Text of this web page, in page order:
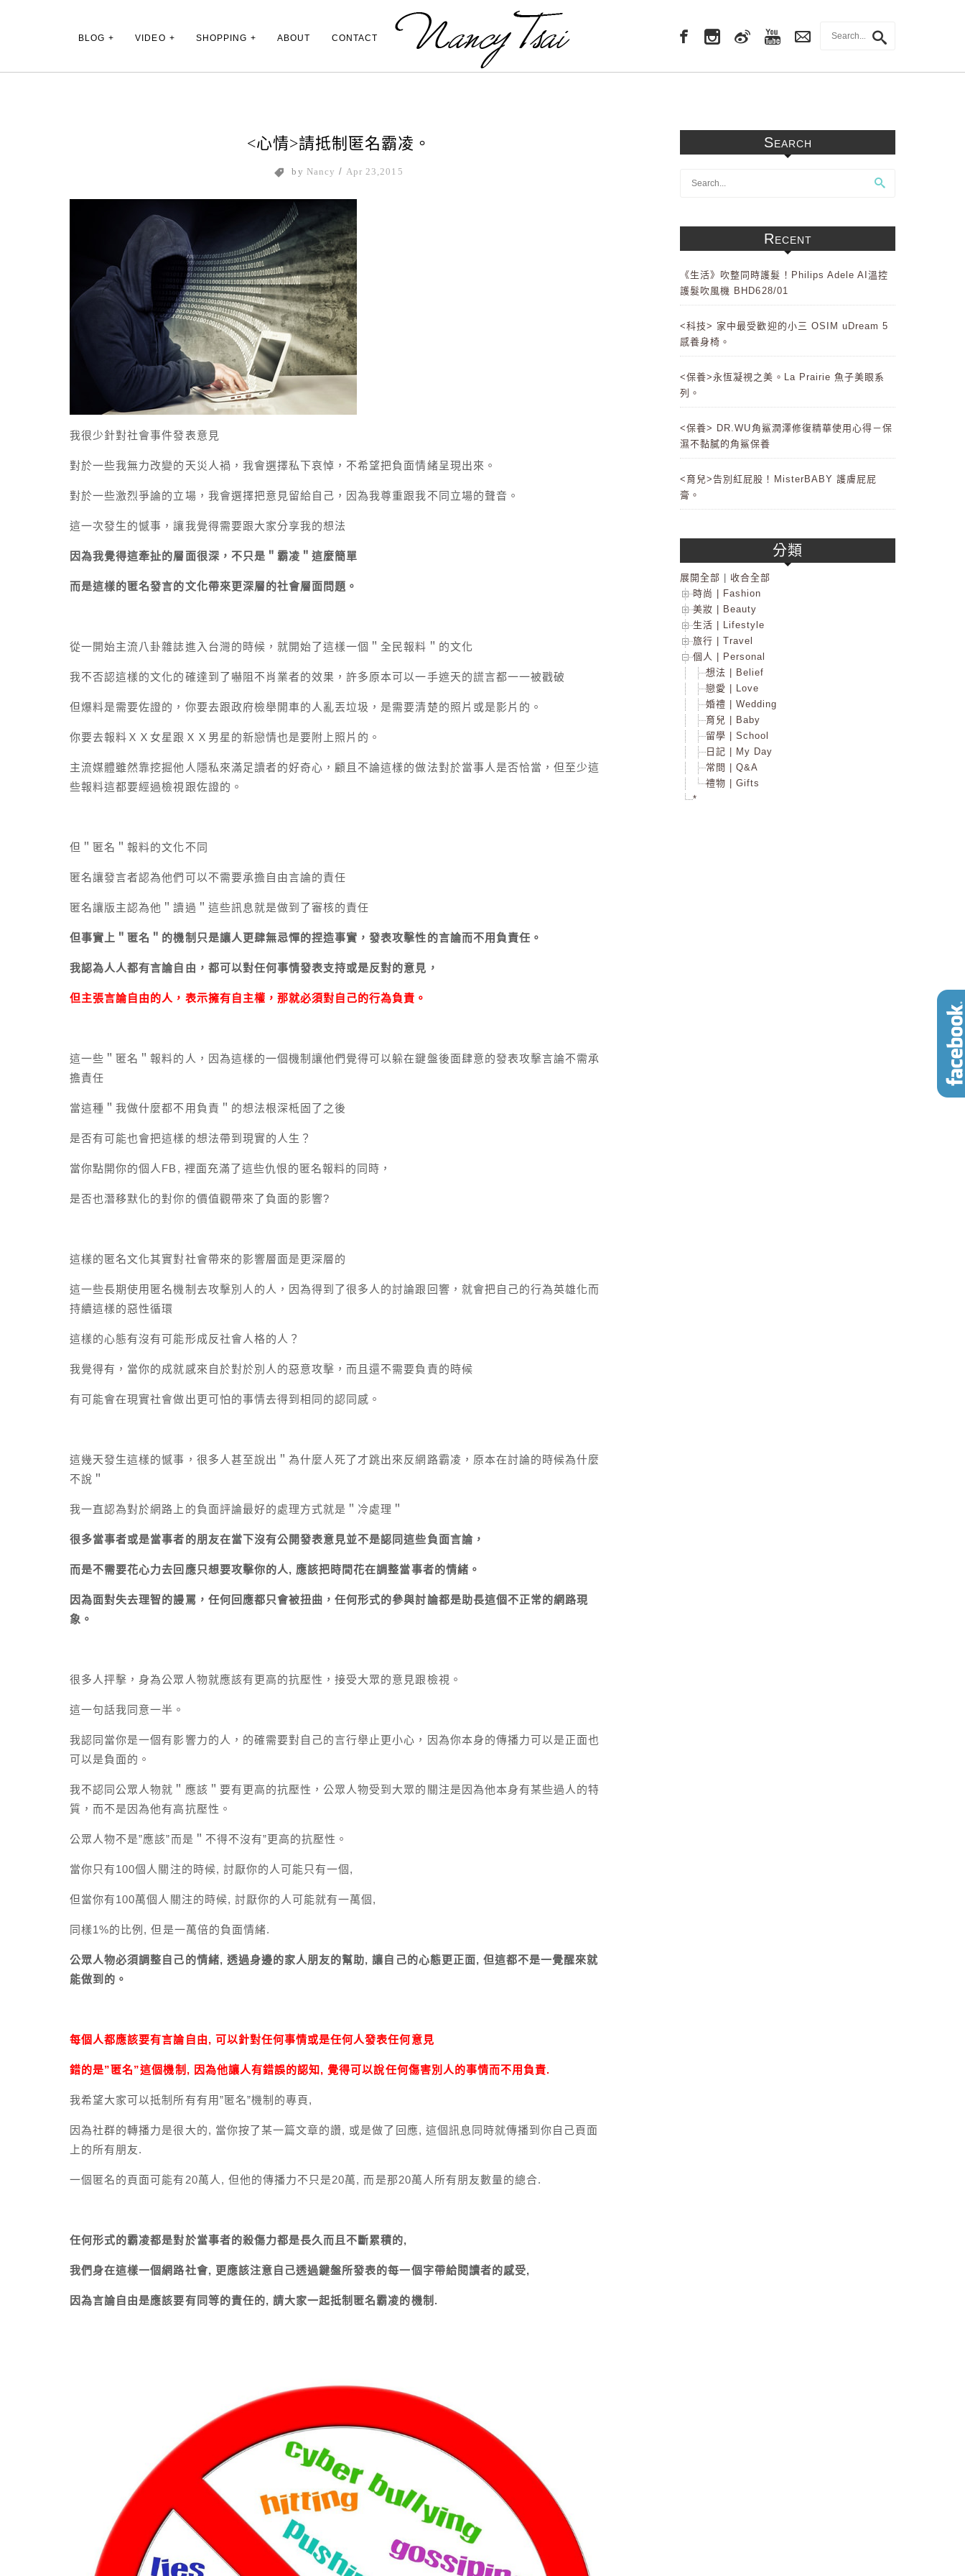
Main Menu
BLOG VIDEO SHOPPING ABOUT CONTACT
<心情>請抵制匿名霸凌。
by Nancy /Apr 23,2015
我很少針對社會事件發表意見
對於一些我無力改變的天災人禍，我會選擇私下哀悼，不希望把負面情緒呈現出來。
對於一些激烈爭論的立場，我會選擇把意見留給自己，因為我尊重跟我不同立場的聲音。
這一次發生的憾事，讓我覺得需要跟大家分享我的想法
因為我覺得這牽扯的層面很深，不只是＂霸凌＂這麼簡單
而是這樣的匿名發言的文化帶來更深層的社會層面問題。
從一開始主流八卦雜誌進入台灣的時候，就開始了這樣一個＂全民報料＂的文化
我不否認這樣的文化的確達到了嚇阻不肖業者的效果，許多原本可以一手遮天的謊言都一一被戳破
但爆料是需要佐證的，你要去跟政府檢舉開車的人亂丟垃圾，是需要清楚的照片或是影片的。
你要去報料ＸＸ女星跟ＸＸ男星的新戀情也是要附上照片的。
主流媒體雖然靠挖掘他人隱私來滿足讀者的好奇心，顧且不論這樣的做法對於當事人是否恰當，但至少這
些報料這都要經過檢視跟佐證的。
但＂匿名＂報料的文化不同
匿名讓發言者認為他們可以不需要承擔自由言論的責任
匿名讓版主認為他＂讀過＂這些訊息就是做到了審核的責任
但事實上＂匿名＂的機制只是讓人更肆無忌憚的捏造事實，發表攻擊性的言論而不用負責任。
我認為人人都有言論自由，都可以對任何事情發表支持或是反對的意見，
但主張言論自由的人，表示擁有自主權，那就必須對自己的行為負責。
這一些＂匿名＂報料的人，因為這樣的一個機制讓他們覺得可以躲在鍵盤後面肆意的發表攻擊言論不需承
擔責任
當這種＂我做什麼都不用負責＂的想法根深柢固了之後
是否有可能也會把這樣的想法帶到現實的人生？
當你點開你的個人FB, 裡面充滿了這些仇恨的匿名報料的同時，
是否也潛移默化的對你的價值觀帶來了負面的影響?
這樣的匿名文化其實對社會帶來的影響層面是更深層的
這一些長期使用匿名機制去攻擊別人的人，因為得到了很多人的討論跟回響，就會把自己的行為英雄化而
持續這樣的惡性循環
這樣的心態有沒有可能形成反社會人格的人？
我覺得有，當你的成就感來自於對於別人的惡意攻擊，而且還不需要負責的時候
有可能會在現實社會做出更可怕的事情去得到相同的認同感。
這幾天發生這樣的憾事，很多人甚至說出＂為什麼人死了才跳出來反網路霸凌，原本在討論的時候為什麼
不說＂
我一直認為對於網路上的負面評論最好的處理方式就是＂冷處理＂
很多當事者或是當事者的朋友在當下沒有公開發表意見並不是認同這些負面言論，
而是不需要花心力去回應只想要攻擊你的人, 應該把時間花在調整當事者的情緒。
因為面對失去理智的謾罵，任何回應都只會被扭曲，任何形式的參與討論都是助長這個不正常的網路現
象。
很多人抨擊，身為公眾人物就應該有更高的抗壓性，接受大眾的意見跟檢視。
這一句話我同意一半。
我認同當你是一個有影響力的人，的確需要對自己的言行舉止更小心，因為你本身的傳播力可以是正面也
可以是負面的。
我不認同公眾人物就＂應該＂要有更高的抗壓性，公眾人物受到大眾的關注是因為他本身有某些過人的特
質，而不是因為他有高抗壓性。
公眾人物不是”應該”而是＂不得不沒有”更高的抗壓性。
當你只有100個人關注的時候, 討厭你的人可能只有一個,
但當你有100萬個人關注的時候, 討厭你的人可能就有一萬個,
同樣1%的比例, 但是一萬倍的負面情緒.
公眾人物必須調整自己的情緒, 透過身邊的家人朋友的幫助, 讓自己的心態更正面, 但這都不是一覺醒來就
能做到的。
每個人都應該要有言論自由, 可以針對任何事情或是任何人發表任何意見
錯的是”匿名”這個機制, 因為他讓人有錯誤的認知, 覺得可以說任何傷害別人的事情而不用負責.
我希望大家可以抵制所有有用”匿名”機制的專頁,
因為社群的轉播力是很大的, 當你按了某一篇文章的讚, 或是做了回應, 這個訊息同時就傳播到你自己頁面
上的所有朋友.
一個匿名的頁面可能有20萬人, 但他的傳播力不只是20萬, 而是那20萬人所有朋友數量的總合.
任何形式的霸凌都是對於當事者的殺傷力都是長久而且不斷累積的,
我們身在這樣一個網路社會, 更應該注意自己透過鍵盤所發表的每一個字帶給閱讀者的感受,
因為言論自由是應該要有同等的責任的, 請大家一起抵制匿名霸凌的機制.
Search
Recent
《生活》吹整同時護髮！Philips Adele AI溫控
護髮吹風機 BHD628/01
<科技> 家中最受歡迎的小三 OSIM uDream 5
感養身椅。
<保養>永恆凝視之美。La Prairie 魚子美眼系
列。
<保養> DR.WU角鯊潤澤修復精華使用心得－保
濕不黏膩的角鯊保養
<育兒>告別紅屁股！MisterBABY 護膚屁屁
膏。
分類
展開全部
收合全部
時尚 | Fashion
美妝 | Beauty
生活 | Lifestyle
旅行 | Travel
個人 | Personal
想法 | Belief
戀愛 | Love
婚禮 | Wedding
育兒 | Baby
留學 | School
日記 | My Day
常問 | Q&A
禮物 | Gifts
*